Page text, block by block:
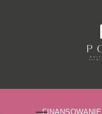
FINANSOWANIE